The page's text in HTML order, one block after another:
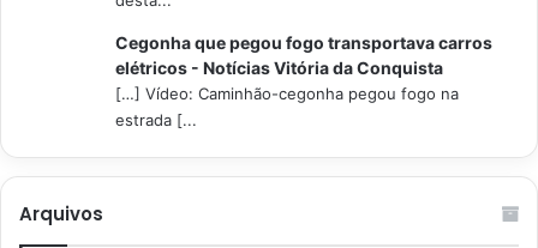
Cegonha que pegou fogo transportava carros
elétricos - Notícias Vitória da Conquista
[…] Vídeo: Caminhão-cegonha pegou fogo na
estrada [...
Arquivos